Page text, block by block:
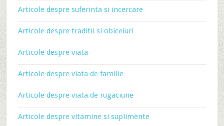
Articole despre suferinta si incercare
Articole despre traditii si obiceiuri
Articole despre viata
Articole despre viata de familie
Articole despre viata de rugaciune
Articole despre vitamine si suplimente